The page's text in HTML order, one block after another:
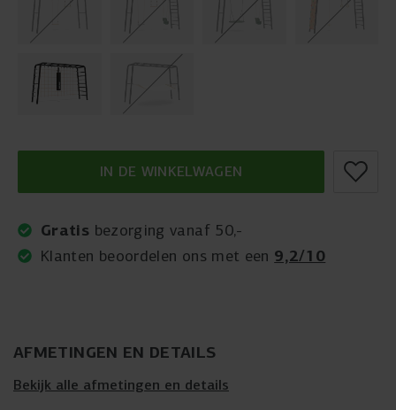
AFMETINGEN EN DETAILS
Bekijk alle afmetingen en details
IN DE WINKELWAGEN
Gratis bezorging vanaf 50,-
Klanten beoordelen ons met een 9,2/10